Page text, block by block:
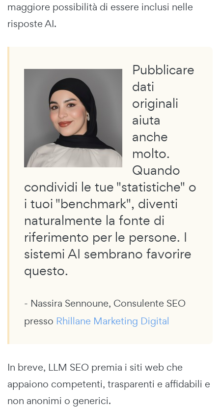
maggiore possibilità di essere inclusi nelle
risposte AI.
Pubblicare
dati
originali
aiuta
anche
molto.
Quando
condividi le tue "statistiche" o
i tuoi "benchmark", diventi
naturalmente la fonte di
riferimento per le persone. I
sistemi AI sembrano favorire
questo.
- Nassira Sennoune, Consulente SEO
presso Rhillane Marketing Digital
In breve, LLM SEO premia i siti web che
appaiono competenti, trasparenti e affidabili e
non anonimi o generici.